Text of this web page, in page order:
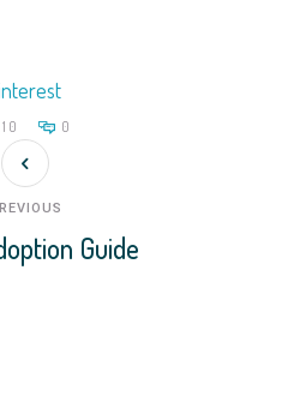
10 0
Guide